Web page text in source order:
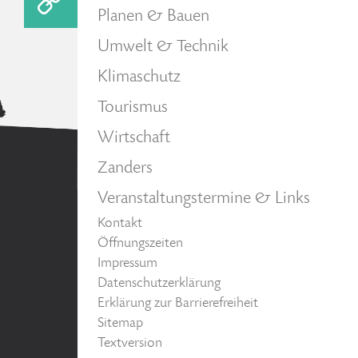
Planen & Bauen
Umwelt & Technik
Klimaschutz
Tourismus
Wirtschaft
Zanders
Veranstaltungstermine & Links
Kontakt
Öffnungszeiten
Impressum
Datenschutzerklärung
Erklärung zur Barrierefreiheit
Sitemap
Textversion